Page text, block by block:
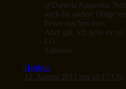
@Daniela Augustka:
auch für andere Dinge
Feuer machen usw.
Aber gut. Ich gebe es
LG
Sabienes
Heidrun
12. August 2013 um 10:17 Uhr